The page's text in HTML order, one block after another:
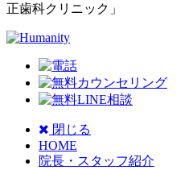
正歯科クリニック」
閉じる
HOME
院長・スタッフ紹介